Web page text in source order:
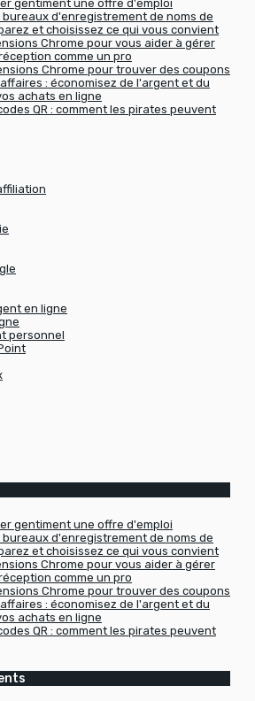
gentiment une offre d'emploi
bureaux d'enregistrement de noms de
et choisissez ce qui vous convient
Chrome pour vous aider à gérer
comme un pro
Chrome pour trouver des coupons
: économisez de l'argent et du
achats en ligne
QR : comment les pirates peuvent
en ligne
personnel
gentiment une offre d'emploi
bureaux d'enregistrement de noms de
et choisissez ce qui vous convient
Chrome pour vous aider à gérer
comme un pro
Chrome pour trouver des coupons
: économisez de l'argent et du
achats en ligne
QR : comment les pirates peuvent